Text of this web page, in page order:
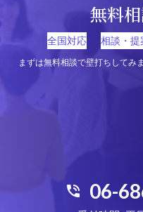
無料
全国対応 相談・提
まずは無料相談で壁打ちして
phone_in_talk 06-